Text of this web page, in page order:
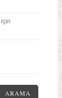
için
ARAMA